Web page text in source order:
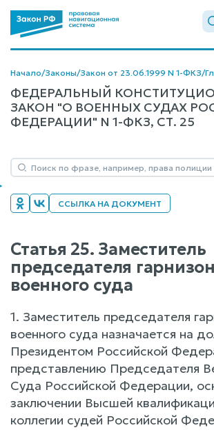
Начало/Законы/Закон от 23.06.1999 N 1-ФКЗ/
ФЕДЕРАЛЬНЫЙ
ЗАКОН "О ВОЕННЫХ СУДАХ
ФЕДЕРАЦИИ" N 1-ФКЗ, СТ. 25
ССЫЛКА НА ДОКУМЕНТ
Статья 25. Заместитель
председателя
военного суда
1. Заместитель председателя
военного суда назначается на
Президентом Российской
представлению Председателя
Суда Российской Федерации,
заключении Высшей
коллегии судей Российской